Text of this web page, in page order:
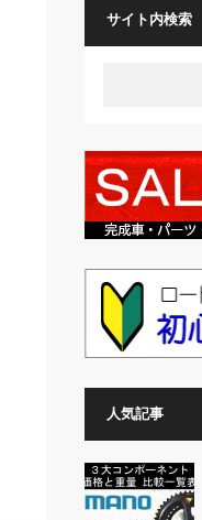
サイト内検索
人気記事